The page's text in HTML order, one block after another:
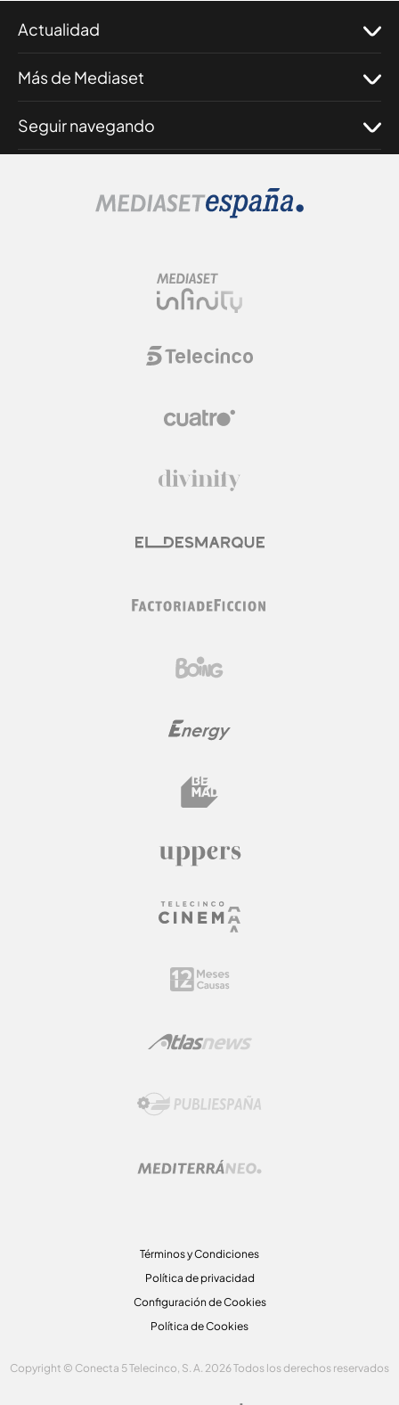
Actualidad
Más de Mediaset
Seguir navegando
Términos y Condiciones
Política de privacidad
Configuración de Cookies
Política de Cookies
Copyright © Conecta 5 Telecinco, S. A. 2026 Todos los derechos reservados